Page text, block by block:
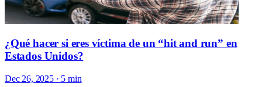
¿Qué hacer si eres víctima de un “hit and run” en
Estados Unidos?
Dec 26, 2025 · 5 min